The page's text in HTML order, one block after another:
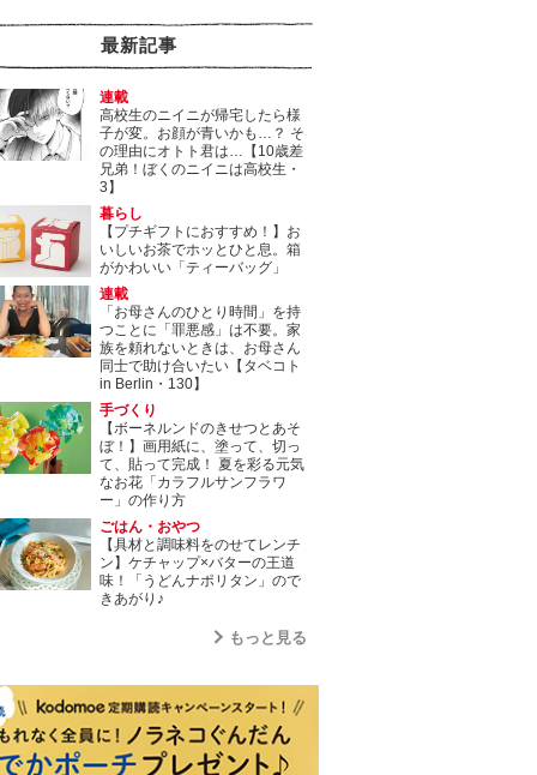
最新記事
連載
高校生のニイニが帰宅したら様
子が変。お顔が青いかも…？ そ
の理由にオトト君は…【10歳差
兄弟！ぼくのニイニは高校生・
3】
暮らし
【プチギフトにおすすめ！】お
いしいお茶でホッとひと息。箱
がかわいい「ティーバッグ」
連載
「お母さんのひとり時間」を持
つことに「罪悪感」は不要。家
族を頼れないときは、お母さん
同士で助け合いたい【タベコト
in Berlin・130】
手づくり
【ボーネルンドのきせつとあそ
ぼ！】画用紙に、塗って、切っ
て、貼って完成！ 夏を彩る元気
なお花「カラフルサンフラワ
ー」の作り方
ごはん・おやつ
【具材と調味料をのせてレンチ
ン】ケチャップ×バターの王道
味！「うどんナポリタン」ので
きあがり♪
もっと見る